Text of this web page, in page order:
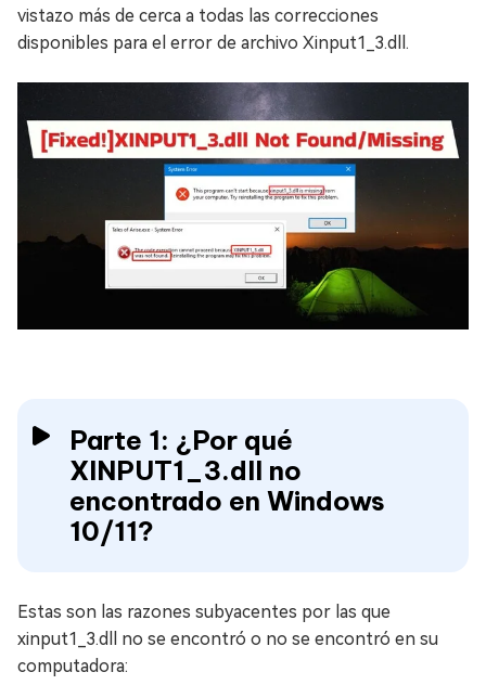
vistazo más de cerca a todas las correcciones
disponibles para el error de archivo Xinput1_3.dll.
Parte 1: ¿Por qué
XINPUT1_3.dll no
encontrado en Windows
10/11?
Estas son las razones subyacentes por las que
xinput1_3.dll no se encontró o no se encontró en su
computadora: